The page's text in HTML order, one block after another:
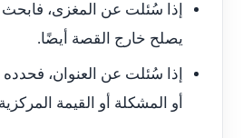
إذا سُئلت عن المغزى،
يصلح خارج القصة أيضًا.
إذا سُئلت عن العنوان،
أو المشكلة أو القيمة